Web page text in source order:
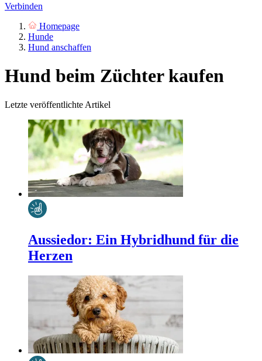
Verbinden
Homepage
Hunde
Hund anschaffen
Hund beim Züchter kaufen
Letzte veröffentlichte Artikel
Aussiedor: Ein Hybridhund für die
Herzen